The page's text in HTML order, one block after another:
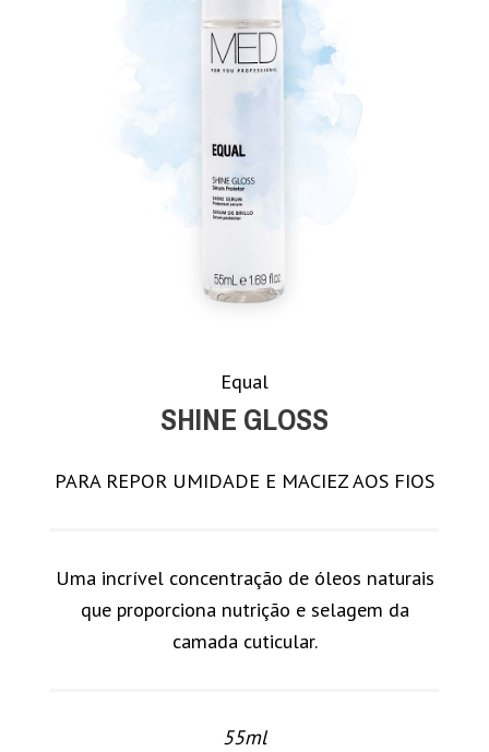
Equal
SHINE GLOSS
PARA REPOR UMIDADE E MACIEZ AOS FIOS
Uma incrível concentração de óleos naturais
que proporciona nutrição e selagem da
camada cuticular.
55ml